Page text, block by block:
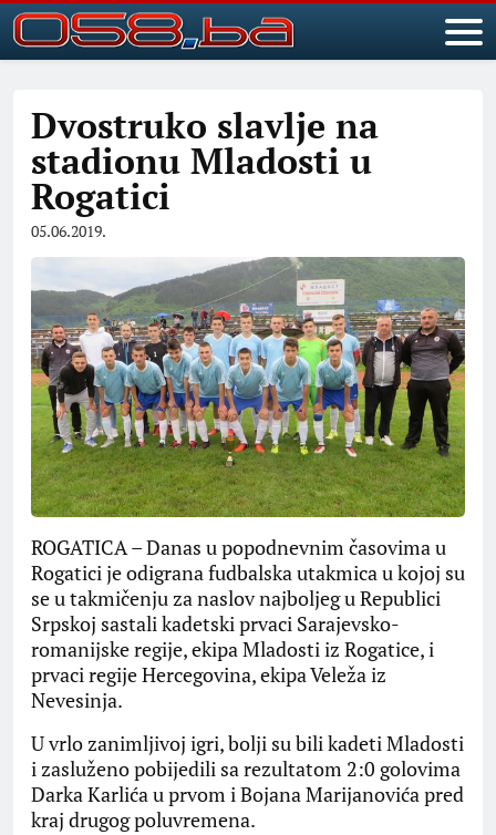
Dvostruko slavlje na
stadionu Mladosti u
Rogatici
05.06.2019.
ROGATICA – Danas u popodnevnim časovima u
Rogatici je odigrana fudbalska utakmica u kojoj su
se u takmičenju za naslov najboljeg u Republici
Srpskoj sastali kadetski prvaci Sarajevsko-
romanijske regije, ekipa Mladosti iz Rogatice, i
prvaci regije Hercegovina, ekipa Veleža iz
Nevesinja.
U vrlo zanimljivoj igri, bolji su bili kadeti Mladosti
i zasluženo pobijedili sa rezultatom 2:0 golovima
Darka Karlića u prvom i Bojana Marijanovića pred
kraj drugog poluvremena.